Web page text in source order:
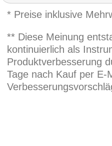
* Preise inklusive
** Diese Meinung
kontinuierlich als
Produktverbesserung
Tage nach Kauf per E-